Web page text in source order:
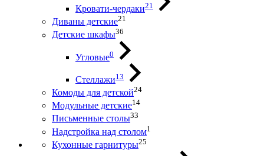
Кровати-чердаки21
Диваны детские21
Детские шкафы36
Угловые0
Стеллажи13
Комоды для детской24
Модульные детские14
Письменные столы33
Надстройка над столом1
Кухонные гарнитуры25